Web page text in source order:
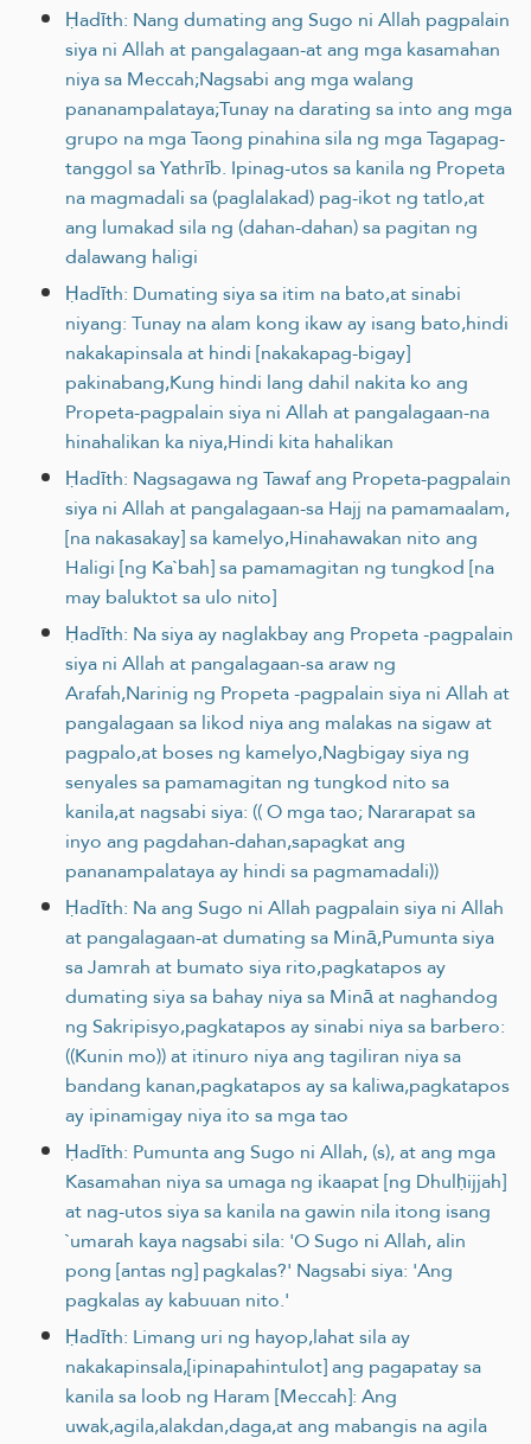
Ḥadīth: Nang dumating ang Sugo ni Allah pagpalain
siya ni Allah at pangalagaan-at ang mga kasamahan
niya sa Meccah;Nagsabi ang mga walang
pananampalataya;Tunay na darating sa into ang mga
grupo na mga Taong pinahina sila ng mga Tagapag-
tanggol sa Yathrīb. Ipinag-utos sa kanila ng Propeta
na magmadali sa (paglalakad) pag-ikot ng tatlo,at
ang lumakad sila ng (dahan-dahan) sa pagitan ng
dalawang haligi
Ḥadīth: Dumating siya sa itim na bato,at sinabi
niyang: Tunay na alam kong ikaw ay isang bato,hindi
nakakapinsala at hindi [nakakapag-bigay]
pakinabang,Kung hindi lang dahil nakita ko ang
Propeta-pagpalain siya ni Allah at pangalagaan-na
hinahalikan ka niya,Hindi kita hahalikan
Ḥadīth: Nagsagawa ng Tawaf ang Propeta-pagpalain
siya ni Allah at pangalagaan-sa Hajj na pamamaalam,
[na nakasakay] sa kamelyo,Hinahawakan nito ang
Haligi [ng Ka`bah] sa pamamagitan ng tungkod [na
may baluktot sa ulo nito]
Ḥadīth: Na siya ay naglakbay ang Propeta -pagpalain
siya ni Allah at pangalagaan-sa araw ng
Arafah,Narinig ng Propeta -pagpalain siya ni Allah at
pangalagaan sa likod niya ang malakas na sigaw at
pagpalo,at boses ng kamelyo,Nagbigay siya ng
senyales sa pamamagitan ng tungkod nito sa
kanila,at nagsabi siya: (( O mga tao; Nararapat sa
inyo ang pagdahan-dahan,sapagkat ang
pananampalataya ay hindi sa pagmamadali))
Ḥadīth: Na ang Sugo ni Allah pagpalain siya ni Allah
at pangalagaan-at dumating sa Minā,Pumunta siya
sa Jamrah at bumato siya rito,pagkatapos ay
dumating siya sa bahay niya sa Minā at naghandog
ng Sakripisyo,pagkatapos ay sinabi niya sa barbero:
((Kunin mo)) at itinuro niya ang tagiliran niya sa
bandang kanan,pagkatapos ay sa kaliwa,pagkatapos
ay ipinamigay niya ito sa mga tao
Ḥadīth: Pumunta ang Sugo ni Allah, (s), at ang mga
Kasamahan niya sa umaga ng ikaapat [ng Dhulḥijjah]
at nag-utos siya sa kanila na gawin nila itong isang
`umarah kaya nagsabi sila: 'O Sugo ni Allah, alin
pong [antas ng] pagkalas?' Nagsabi siya: 'Ang
pagkalas ay kabuuan nito.'
Ḥadīth: Limang uri ng hayop,lahat sila ay
nakakapinsala,[ipinapahintulot] ang pagapatay sa
kanila sa loob ng Haram [Meccah]: Ang
uwak,agila,alakdan,daga,at ang mabangis na agila